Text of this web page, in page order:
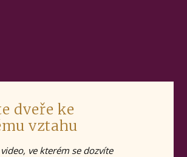
dveře ke
vztahu
ve kterém se dozvíte